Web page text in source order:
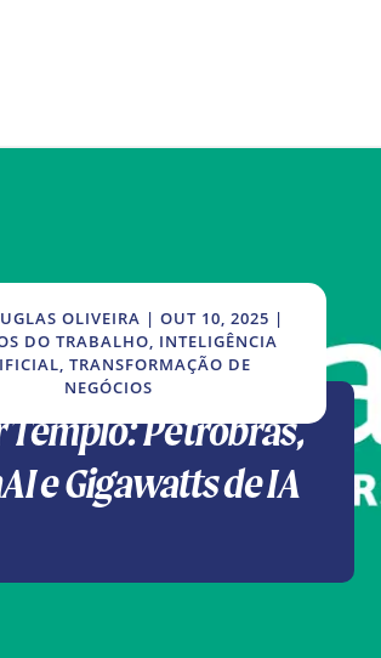
OLIVEIRA |OUT 10, 2025 |
DO TRABALHO, INTELIGÊNCIA
,TRANSFORMAÇÃO DE
NEGÓCIOS
Templo: Petrobras,
e Gigawatts de IA